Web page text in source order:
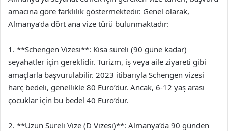
amacına göre farklılık göstermektedir. Genel olarak,
Almanya’da dört ana vize türü bulunmaktadır:
1. **Schengen Vizesi**: Kısa süreli (90 güne kadar)
seyahatler için gereklidir. Turizm, iş veya aile ziyareti gibi
amaçlarla başvurulabilir. 2023 itibarıyla Schengen vizesi
harç bedeli, genellikle 80 Euro’dur. Ancak, 6-12 yaş arası
çocuklar için bu bedel 40 Euro’dur.
2. **Uzun Süreli Vize (D Vizesi)**: Almanya’da 90 günden